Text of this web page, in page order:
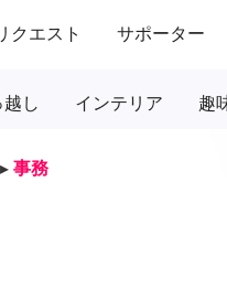
クエスト サポーター
越し インテリア 趣
▸ 事務